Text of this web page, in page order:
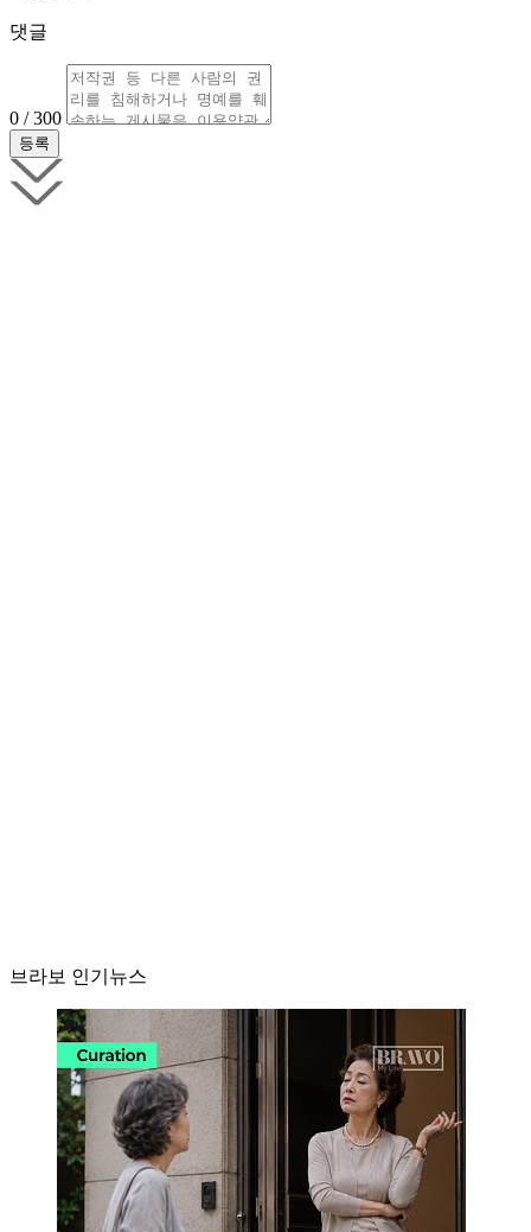
댓글
0 / 300
브라보 인기뉴스